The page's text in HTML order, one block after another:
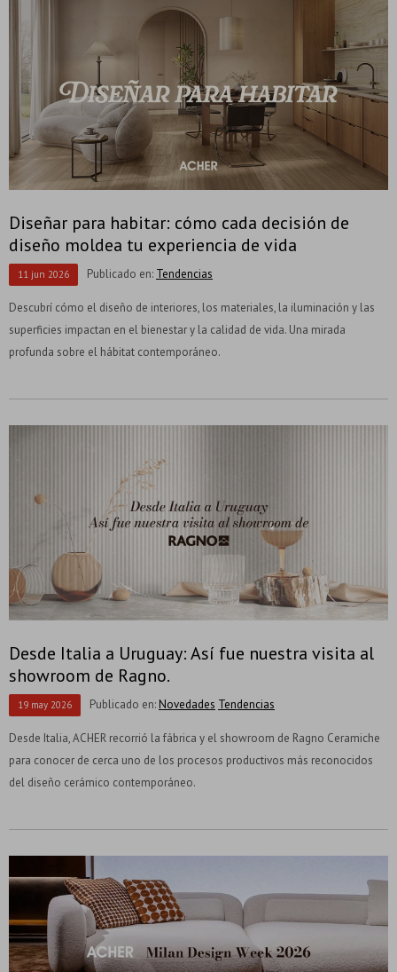
Diseñar para habitar: cómo cada decisión de
diseño moldea tu experiencia de vida
11 jun 2026 Publicado en: Tendencias
Descubrí cómo el diseño de interiores, los materiales, la iluminación y las
superficies impactan en el bienestar y la calidad de vida. Una mirada
profunda sobre el hábitat contemporáneo.
Desde Italia a Uruguay: Así fue nuestra visita al
showroom de Ragno.
19 may 2026 Publicado en: Novedades Tendencias
Desde Italia, ACHER recorrió la fábrica y el showroom de Ragno Ceramiche
para conocer de cerca uno de los procesos productivos más reconocidos
del diseño cerámico contemporáneo.